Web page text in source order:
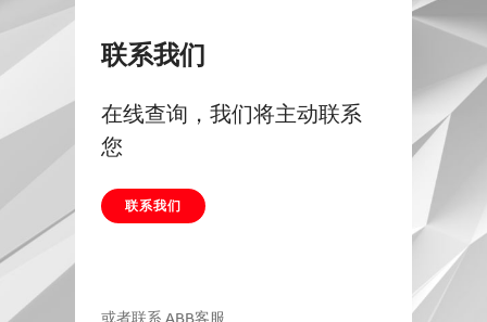
联系我们
在线查询，我们将主动联系
您
联系我们
或者联系 ABB客服